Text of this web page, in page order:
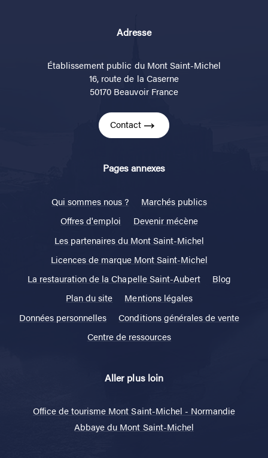
Adresse
Établissement public du Mont Saint-Michel
16, route de la Caserne
50170 Beauvoir France
Contact
Pages annexes
Qui sommes nous ?
Marchés publics
Offres d'emploi
Devenir mécène
Les partenaires du Mont Saint-Michel
Licences de marque Mont Saint-Michel
La restauration de la Chapelle Saint-Aubert
Blog
Plan du site
Mentions légales
Données personnelles
Conditions générales de vente
Centre de ressources
Aller plus loin
Office de tourisme Mont Saint-Michel - Normandie
Abbaye du Mont Saint-Michel